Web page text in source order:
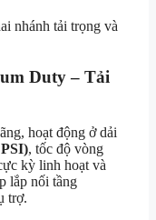
nhánh tải trọng và
Duty – Tải
hoạt động ở dải
, tốc độ vòng
kỳ linh hoạt và
lắp nối tầng
trợ.